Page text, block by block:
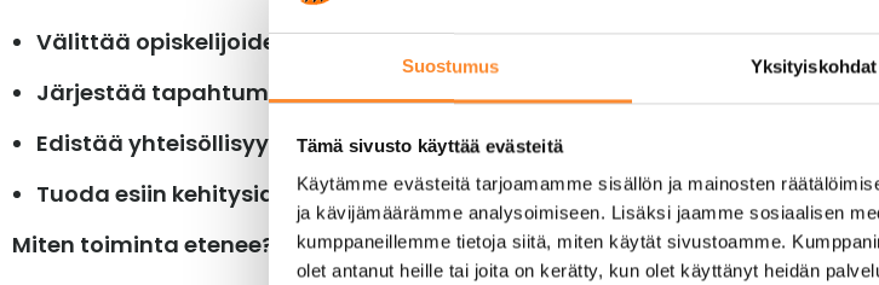
Suostumus Yksityiskohdat
Tämä sivusto käyttää evästeitä
Käytämme evästeitä tarjoamamme sisällön ja mainosten
ja kävijämäärämme analysoimiseen. Lisäksi jaamme sosiaalisen
kumppaneillemme tietoja siitä, miten käytät sivustoamme.
olet antanut heille tai joita on kerätty, kun olet käyttänyt heidän
Välittää opiskelijoiden näkemyksiä ja toiveitahenkilökunnalle ja johdolle
Järjestää tapahtumia, teemailtoja ja hyvinvointia edistävää toimintaa
Edistää yhteisöllisyyttä ja opiskelijoiden hyvinvointia
Tuoda esiin kehitysideoita ja hankintatoiveitarehtorille
Miten toiminta etenee?